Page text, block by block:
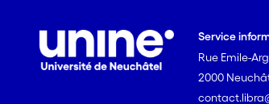
Service
Rue Emile-
2000